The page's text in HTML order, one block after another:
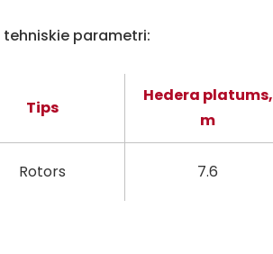
tehniskie parametri:
Tips
Hedera platums,
m
Rotors 7.6